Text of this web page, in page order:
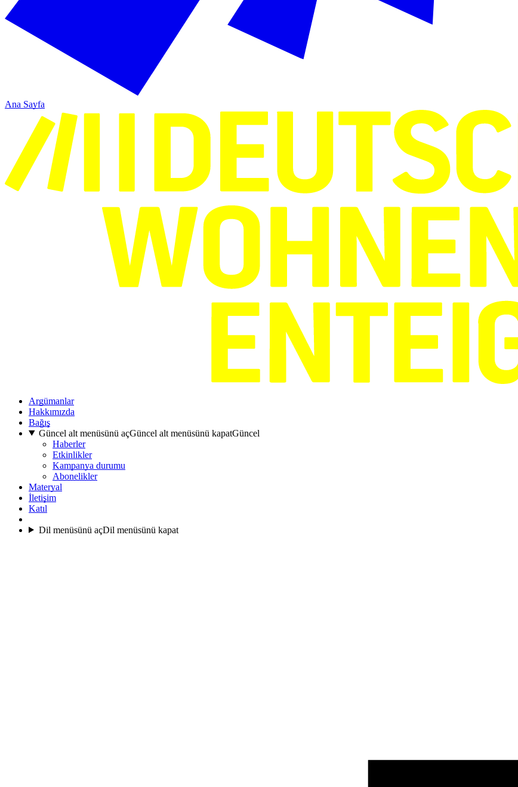
Ana Sayfa
Argümanlar
Hakkımızda
Bağış
Güncel alt menüsünü açGüncel alt menüsünü kapatGüncel
Haberler
Etkinlikler
Kampanya durumu
Abonelikler
Materyal
İletişim
Katıl
Dil menüsünü açDil menüsünü kapat